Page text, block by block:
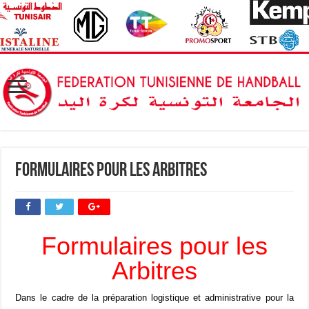
Formulaires pour les Arbitres
Formulaires pour les
Arbitres
Dans le cadre de la préparation logistique et administrative pour la